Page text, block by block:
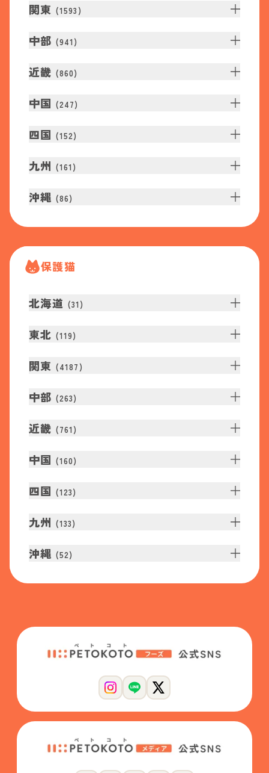
関東 (1593 )
中部 (941 )
近畿 (860)
中国 (247)
四国 (152)
九州 (161 )
沖縄 (86)
保護猫
北海道 (31 )
東北 (119)
関東 (4187 )
中部 (263)
近畿 (761 )
中国 (160)
四国 (123)
九州 (133)
沖縄 (52)